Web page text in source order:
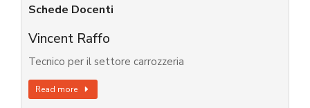
Schede Docenti
Vincent Raffo
Tecnico per il settore carrozzeria
Read more